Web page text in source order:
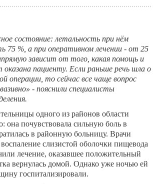
состояние: летальность при нём
75 %, а при оперативном лечении - от 25
зависит от того, какая помощь и
пациенту. Если раньше речь шла о
операции, то сейчас все чаще вопрос
- пояснили специалисты
одного из районов области
она почувствовала сильную боль в
в районную больницу. Врачи
слизистой оболочки пищевода
лечение, оказавшее положительный
вернулась домой. Однако уже ночью ей
госпитализировали.